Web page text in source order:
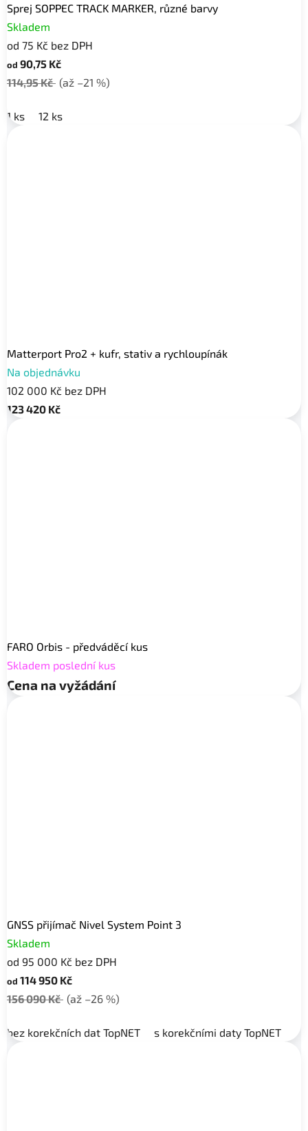
Sprej SOPPEC TRACK MARKER, různé barvy
Skladem
od 75 Kč bez DPH
od 90,75 Kč
114,95 Kč (až –21 %)
1 ks 12 ks
Matterport Pro2 + kufr, stativ a rychloupínák
Na objednávku
102 000 Kč bez DPH
123 420 Kč
FARO Orbis - předváděcí kus
Skladem poslední kus
Cena na vyžádání
GNSS přijímač Nivel System Point 3
Skladem
od 95 000 Kč bez DPH
od 114 950 Kč
156 090 Kč (až –26 %)
bez korekčních dat TopNET s korekčními daty TopNET